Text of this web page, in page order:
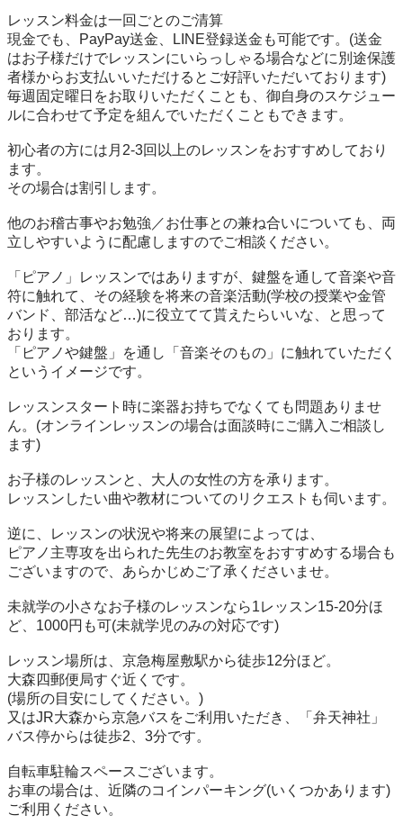
レッスン料金は一回ごとのご清算
現金でも、PayPay送金、LINE登録送金も可能です。(送金
はお子様だけでレッスンにいらっしゃる場合などに別途保護
者様からお支払いいただけるとご好評いただいております)
毎週固定曜日をお取りいただくことも、御自身のスケジュー
ルに合わせて予定を組んでいただくこともできます。
初心者の方には月2-3回以上のレッスンをおすすめしており
ます。
その場合は割引します。
他のお稽古事やお勉強／お仕事との兼ね合いについても、両
立しやすいように配慮しますのでご相談ください。
「ピアノ」レッスンではありますが、鍵盤を通して音楽や音
符に触れて、その経験を将来の音楽活動(学校の授業や金管
バンド、部活など…)に役立てて貰えたらいいな、と思って
おります。
「ピアノや鍵盤」を通し「音楽そのもの」に触れていただく
というイメージです。
レッスンスタート時に楽器お持ちでなくても問題ありませ
ん。(オンラインレッスンの場合は面談時にご購入ご相談し
ます)
お子様のレッスンと、大人の女性の方を承ります。
レッスンしたい曲や教材についてのリクエストも伺います。
逆に、レッスンの状況や将来の展望によっては、
ピアノ主専攻を出られた先生のお教室をおすすめする場合も
ございますので、あらかじめご了承くださいませ。
未就学の小さなお子様のレッスンなら1レッスン15-20分ほ
ど、1000円も可(未就学児のみの対応です)
レッスン場所は、京急梅屋敷駅から徒歩12分ほど。
大森四郵便局すぐ近くです。
(場所の目安にしてください。)
又はJR大森から京急バスをご利用いただき、「弁天神社」
バス停からは徒歩2、3分です。
自転車駐輪スペースございます。
お車の場合は、近隣のコインパーキング(いくつかあります)
ご利用ください。